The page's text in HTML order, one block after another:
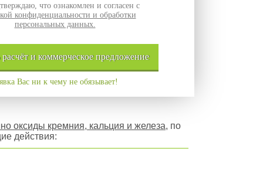
что ознакомлен и согласен с
конфиденциальности и обработки
персональных данных.
расчёт и коммерческоепредложение
Вас ни к чему не обязывает!
оксиды кремния, кальция и железа, по
действия: